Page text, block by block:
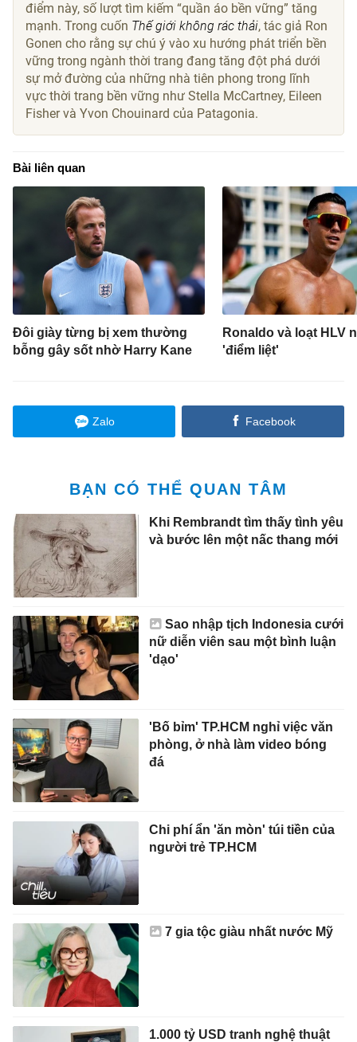
điểm này, số lượt tìm kiếm “quần áo bền vững” tăng
mạnh. Trong cuốn Thế giới không rác thải, tác giả Ron
Gonen cho rằng sự chú ý vào xu hướng phát triển bền
vững trong ngành thời trang đang tăng đột phá dưới
sự mở đường của những nhà tiên phong trong lĩnh
vực thời trang bền vững như Stella McCartney, Eileen
Fisher và Yvon Chouinard của Patagonia.
Bài liên quan
Đôi giày từng bị xem thường
bỗng gây sốt nhờ Harry Kane
Ronaldo và loạt HLV
'điểm liệt'
Zalo Facebook
BẠN CÓ THỂ QUAN TÂM
Khi Rembrandt tìm thấy tình yêu
và bước lên một nấc thang mới
Sao nhập tịch Indonesia cưới
nữ diễn viên sau một bình luận
'dạo'
'Bố bỉm' TP.HCM nghỉ việc văn
phòng, ở nhà làm video bóng
đá
Chi phí ẩn 'ăn mòn' túi tiền của
người trẻ TP.HCM
7 gia tộc giàu nhất nước Mỹ
1.000 tỷ USD tranh nghệ thuật